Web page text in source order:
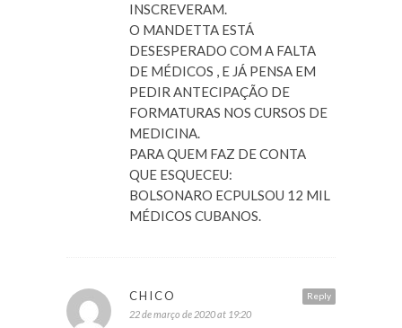
INSCREVERAM.
O MANDETTA ESTÁ
DESESPERADO COM A FALTA
DE MÉDICOS , E JÁ PENSA EM
PEDIR ANTECIPAÇÃO DE
FORMATURAS NOS CURSOS DE
MEDICINA.
PARA QUEM FAZ DE CONTA
QUE ESQUECEU:
BOLSONARO ECPULSOU 12 MIL
MÉDICOS CUBANOS.
Reply
CHICO
22 de março de 2020 at 19:20